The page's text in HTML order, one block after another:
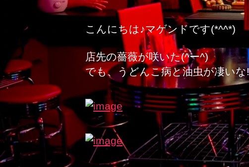
こんにちは♪マゲンドです(*^^*)
店先の薔薇が咲いた(^ー^)
でも、うどんこ病と油虫が凄いな